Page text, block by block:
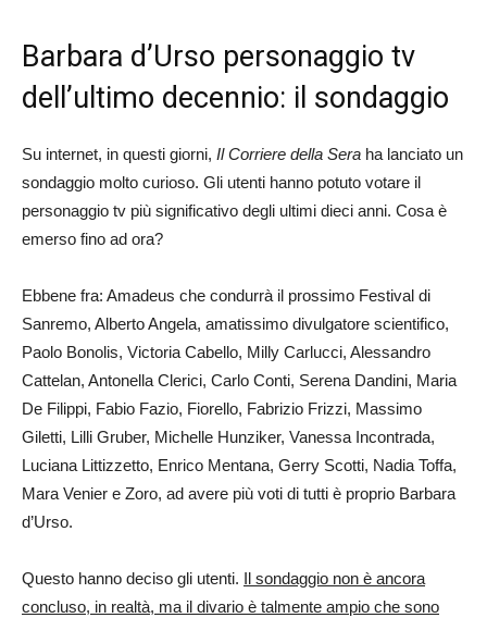
Barbara d’Urso personaggio tv
dell’ultimo decennio: il sondaggio
Su internet, in questi giorni, Il Corriere della Sera ha lanciato un
sondaggio molto curioso. Gli utenti hanno potuto votare il
personaggio tv più significativo degli ultimi dieci anni. Cosa è
emerso fino ad ora?
Ebbene fra: Amadeus che condurrà il prossimo Festival di
Sanremo, Alberto Angela, amatissimo divulgatore scientifico,
Paolo Bonolis, Victoria Cabello, Milly Carlucci, Alessandro
Cattelan, Antonella Clerici, Carlo Conti, Serena Dandini, Maria
De Filippi, Fabio Fazio, Fiorello, Fabrizio Frizzi, Massimo
Giletti, Lilli Gruber, Michelle Hunziker, Vanessa Incontrada,
Luciana Littizzetto, Enrico Mentana, Gerry Scotti, Nadia Toffa,
Mara Venier e Zoro, ad avere più voti di tutti è proprio Barbara
d’Urso.
Questo hanno deciso gli utenti. Il sondaggio non è ancora
concluso, in realtà, ma il divario è talmente ampio che sono